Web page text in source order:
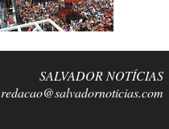
SALVADOR NOTÍCIAS